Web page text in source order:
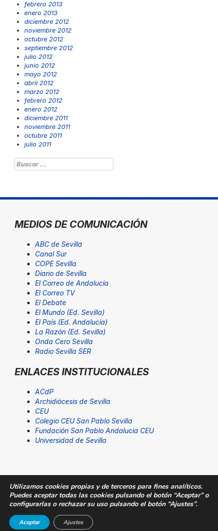
febrero 2013
enero 2013
diciembre 2012
noviembre 2012
octubre 2012
septiembre 2012
julio 2012
junio 2012
mayo 2012
abril 2012
marzo 2012
febrero 2012
enero 2012
diciembre 2011
noviembre 2011
octubre 2011
julio 2011
Buscar:
MEDIOS DE COMUNICACIÓN
ABC de Sevilla
Canal Sur
COPE Sevilla
Diario de Sevilla
El Correo de Andalucía
El Correo TV
El Debate
El Mundo (Ed. Sevilla)
El País (Ed. Andalucía)
La Razón (Ed. Sevilla)
Onda Cero Sevilla
Radio Sevilla SER
ENLACES INSTITUCIONALES
ACdP
Archidiócesis de Sevilla
CEU
Colegio CEU San Pablo Sevilla
Fundación San Pablo Andalucía CEU
Universidad de Sevilla
© Fundación San Pablo Andalucía CEU. Todos los
SUGERENCIAS@CEU
Utilizamos cookies propias y de terceros para fines analíticos.
Puedes aceptar todas las cookies pulsando el botón “Aceptar” o
configurarlas o rechazar su uso pulsando el botón “Ajustes”.
Aceptar Ajustes